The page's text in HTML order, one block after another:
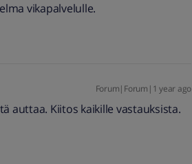
vikapalvelulle.
Forum|Forum|1 year ago
auttaa. Kiitos kaikille vastauksista.